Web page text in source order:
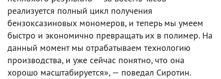
реализуется полный цикл получения
бензоксазиновых мономеров, и теперь мы умеем
быстро и экономично превращать их в полимер. На
данный момент мы отрабатываем технологию
производства, и уже сейчас понятно, что она
хорошо масштабируется», — поведал Сиротин.